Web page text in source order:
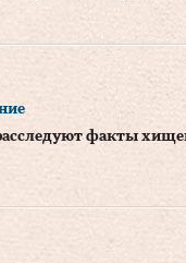
факты